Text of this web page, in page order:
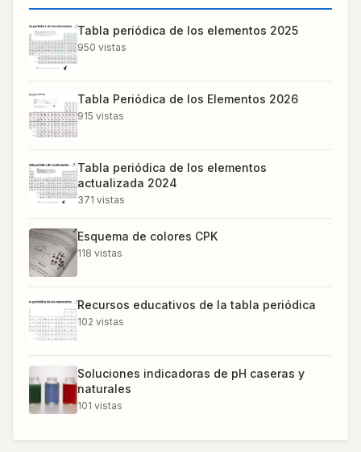
Tabla periódica de los elementos 2025
950 vistas
Tabla Periódica de los Elementos 2026
915 vistas
Tabla periódica de los elementos
actualizada 2024
371 vistas
Esquema de colores CPK
118 vistas
Recursos educativos de la tabla periódica
102 vistas
Soluciones indicadoras de pH caseras y
naturales
101 vistas